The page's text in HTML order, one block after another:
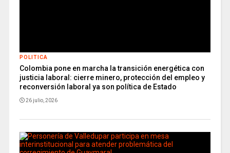
POLITICA
Colombia pone en marcha la transición energética con
justicia laboral: cierre minero, protección del empleo y
reconversión laboral ya son política de Estado
26 julio, 2026